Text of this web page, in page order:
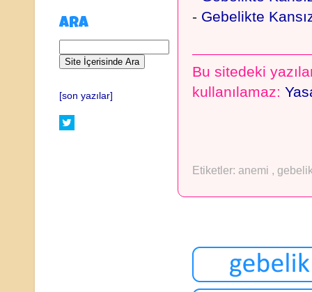
- Gebelikte
Bu sitedeki
kullanılamaz:
Etiketler: anemi ,
ARA
[son yazılar]